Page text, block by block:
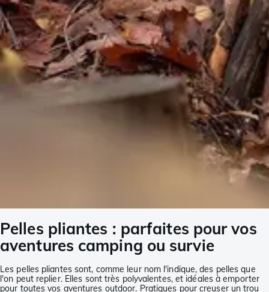
Pelles pliantes : parfaites pour vos
aventures camping ou survie
Les pelles pliantes sont, comme leur nom l'indique, des pelles que
l'on peut replier. Elles sont très polyvalentes, et idéales à emporter
pour toutes vos aventures outdoor. Pratiques pour creuser un trou